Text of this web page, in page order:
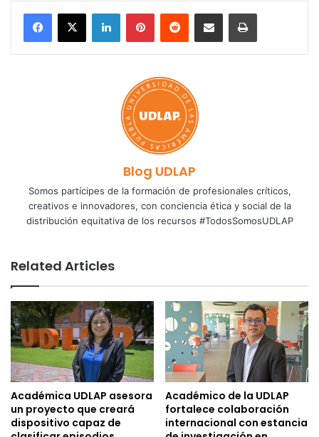
LinkedInPinterestReddit Share via Email Print
Blog UDLAP
Somos partícipes de la formación de profesionales críticos,
creativos e innovadores, con conciencia ética y social de la
distribución equitativa de los recursos #TodosSomosUDLAP
Related Articles
Académica UDLAP asesora
un proyecto que creará
dispositivo capaz de
Académico de la UDLAP
fortalece colaboración
internacional con estancia